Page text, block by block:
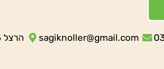
sagiknoller@gmail.com הרצל 85, תל אביב 6655404